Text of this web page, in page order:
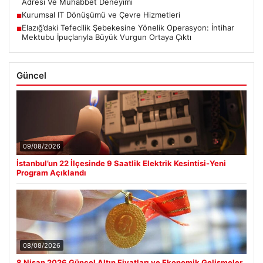
Adresi Ve Muhabbet Deneyimi
■Kurumsal IT Dönüşümü ve Çevre Hizmetleri
■Elazığ’daki Tefecilik Şebekesine Yönelik Operasyon: İntihar
Mektubu İpuçlarıyla Büyük Vurgun Ortaya Çıktı
Güncel
09/08/2026
İstanbul’un 22 İlçesinde 9 Saatlik Elektrik Kesintisi-Yeni
Program Açıklandı
08/08/2026